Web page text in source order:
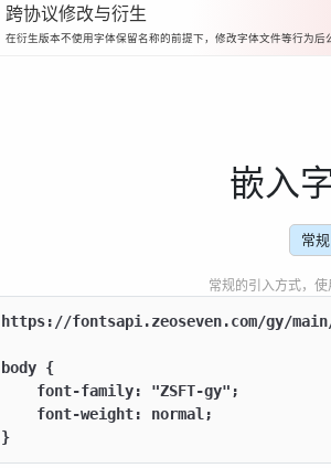
跨协议修改与衍生
在衍生版本不使用字体保留名称的前提下，修改字体文件等行为后
嵌入
常
常规的引入方式，使
https://fontsapi.zeoseven.com/gy/
body {
    font-family: "ZSFT-gy";
    font-weight: normal;
}